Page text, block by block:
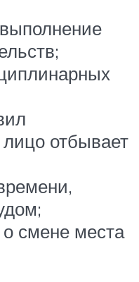
лицо отбывает
смене места